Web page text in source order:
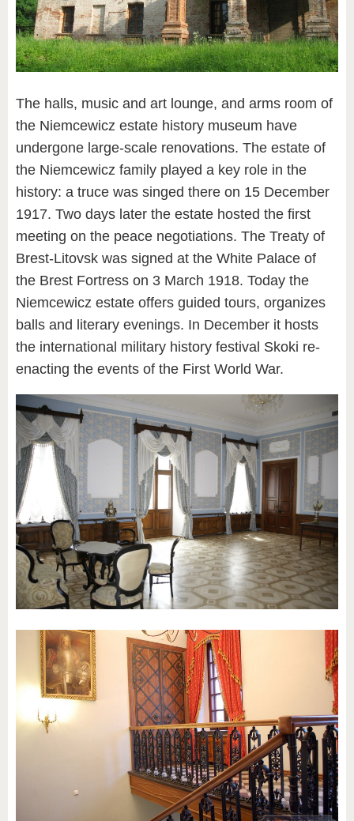
The halls, music and art lounge, and arms room of
the Niemcewicz estate history museum have
undergone large-scale renovations. The estate of
the Niemcewicz family played a key role in the
history: a truce was singed there on 15 December
1917. Two days later the estate hosted the first
meeting on the peace negotiations. The Treaty of
Brest-Litovsk was signed at the White Palace of
the Brest Fortress on 3 March 1918. Today the
Niemcewicz estate offers guided tours, organizes
balls and literary evenings. In December it hosts
the international military history festival Skoki re-
enacting the events of the First World War.